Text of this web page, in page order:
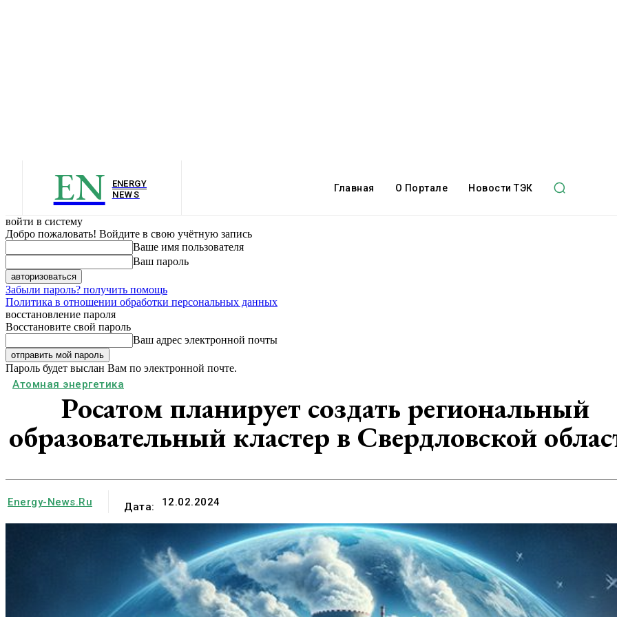
EN
ENERGY
NEWS
Главная О Портале Новости ТЭК
войти в систему
Добро пожаловать! Войдите в свою учётную запись
Ваше имя пользователя
Ваш пароль
Забыли пароль? получить помощь
Политика в отношении обработки персональных данных
восстановление пароля
Восстановите свой пароль
Ваш адрес электронной почты
Пароль будет выслан Вам по электронной почте.
Атомная энергетика
Росатом планирует создать региональный
образовательный кластер в Свердловской
Energy-News.ru Дата: 12.02.2024